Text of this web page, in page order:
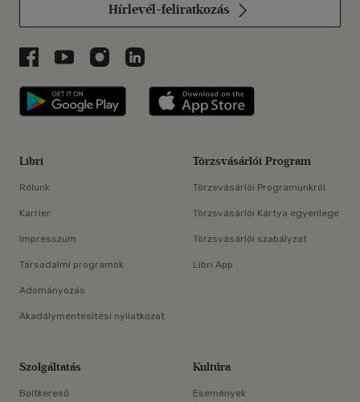
Hírlevél-feliratkozás
Libri a Facebookon
Libri a Youtube-on
Libri az Instagramon
Libri a LinkedInen
Libri applikáció Szerezd meg: Google
Libri
Rólunk
Karrier
Impresszum
Társadalmi programok
Adományozás
Akadálymentesítési nyilatkozat
Törzsvásárlói Program
Törzsvásárlói Programunkról
Törzsvásárlói Kártya egyenlege
Törzsvásárlói szabályzat
Libri App
Szolgáltatás
Boltkereső
Kultúra
Események